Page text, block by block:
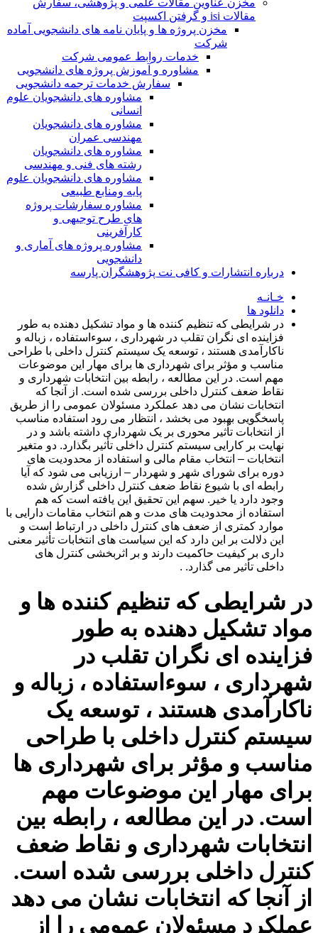
مقالات isi و گرفتن اکسپت
مخزن پروژه ها و پایان نامه های دانشجویی آماده
شرکت
خدمات روابط عمومی شرکت
مشاوره و آموزش پروژه های دانشجویی
سفارش خدمات ترجمه دانشجویی
مشاوره های دانشجویان علوم
انسانی
مشاوره های دانشجویان
مهندسی عمران
مشاوره های دانشجویان
رشته های فنی و مهندسی
مشاوره های دانشجویان علوم
پایه ومنابع طبیعی
مشاوره سفارشات پروژه
های طرح توجیهی و
کارآفرینی
مشاوره پروژه های آماری و
دانشجویی
درباره انتشارات و کافی نت پژوهشگران پارسه
خـانـه
دانلود ها
در شرایطی که تنظیم کننده ها و مواد تشکیل دهنده به طور
فزاینده ای نگران تقلب در شهرداری ، سوءاستفاده ، زباله و
ناکارآمدی هستند ، توسعه یک سیستم کنترل داخلی با طراحی
مناسب و مؤثر برای شهرداری ها برای مهار این موضوعات
مهم است. در این مطالعه ، رابطه بین انتخابات شهرداری و
نقاط ضعف کنترل داخلی بررسی شده است. از آنجا که
انتخابات نشان می دهد عملکرد مسئولان عمومی را از طریق
پاسخگویی بهبود می بخشد ، انتظار می رود استفاده مناسب
از انتخابات تأثیر محوری بر یک شهرداری داشته باشد و در
نهایت بر کارایی سیستم کنترل داخلی تأثیر بگذارد. دو متغیر
انتخابات – انتخاب مقام مالی و استفاده از محدودیت های
دوره برای شورای شهر و شهردار – ارزیابی می شود که آیا
رابطه ای با شیوع نقاط ضعف کنترل داخلی گزارش شده
وجود دارد یا خیر. سهم این تحقیق این یافته است که هم
استفاده از محدودیت های مدت و هم انتخاب مقامات دارایی با
موارد کمتری از ضعف های کنترل داخلی در ارتباط است و
این دلالت بر این دارد که این سیاست های انتخابات تأثیر معنی
داری بر کیفیت حاکمیت دارند و بر اثربخشی کنترل های
داخلی تأثیر می گذارد. .
در شرایطی که تنظیم کننده ها و
مواد تشکیل دهنده به طور
فزاینده ای نگران تقلب در
شهرداری ، سوءاستفاده ، زباله و
ناکارآمدی هستند ، توسعه یک
سیستم کنترل داخلی با طراحی
مناسب و مؤثر برای شهرداری ها
برای مهار این موضوعات مهم
است. در این مطالعه ، رابطه بین
انتخابات شهرداری و نقاط ضعف
کنترل داخلی بررسی شده است.
از آنجا که انتخابات نشان می دهد
عملکرد مسئولان عمومی را از